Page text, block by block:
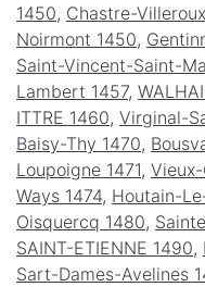
1450, Chastre-
Noirmont 1450,
Saint-Vincent-Saint-
Lambert 1457,
ITTRE 1460, Virginal-
Baisy-Thy 1470,
Loupoigne 1471,
Ways 1474, Houtain-
Oisquercq 1480,
SAINT-ETIENNE 1490,
Sart-Dames-Avelines